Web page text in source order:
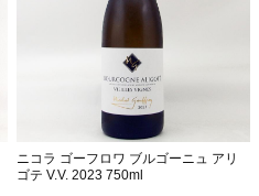
ニコラ ゴーフロワ ブルゴーニュ アリ
ゴテ V.V. 2023 750ml